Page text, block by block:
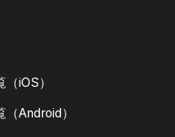
iOS）
Android）